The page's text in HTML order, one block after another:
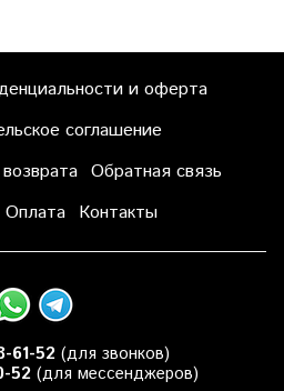
и оферта
соглашение
Обратная связь
Оплата Контакты
61-52(для звонков)
52 (для мессенджеров)